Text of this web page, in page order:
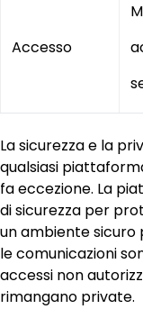
Accesso
La sicurezza e la
qualsiasi
fa eccezione. La
di sicurezza per
un ambiente sicuro
le comunicazioni
accessi non
rimangano private.